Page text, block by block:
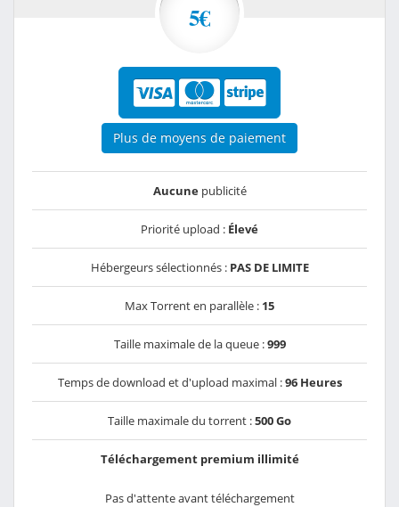
5€
Plus de moyens de paiement
Aucunepublicité
Priorité upload : Élevé
Hébergeurs sélectionnés : PAS DE LIMITE
Max Torrent en parallèle : 15
Taille maximale de la queue :999
Temps de download et d'upload maximal :96 Heures
Taille maximale du torrent :500 Go
Téléchargement premium illimité
Pas d'attente avant téléchargement